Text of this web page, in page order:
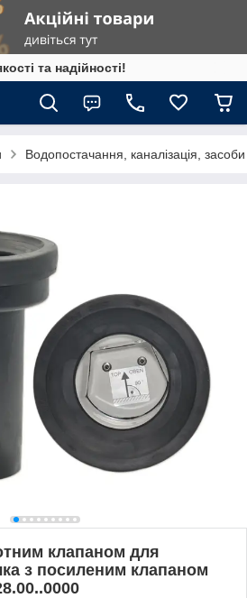
та надійності!
Водопостачання, каналізація,
клапаном для
з посиленим клапаном